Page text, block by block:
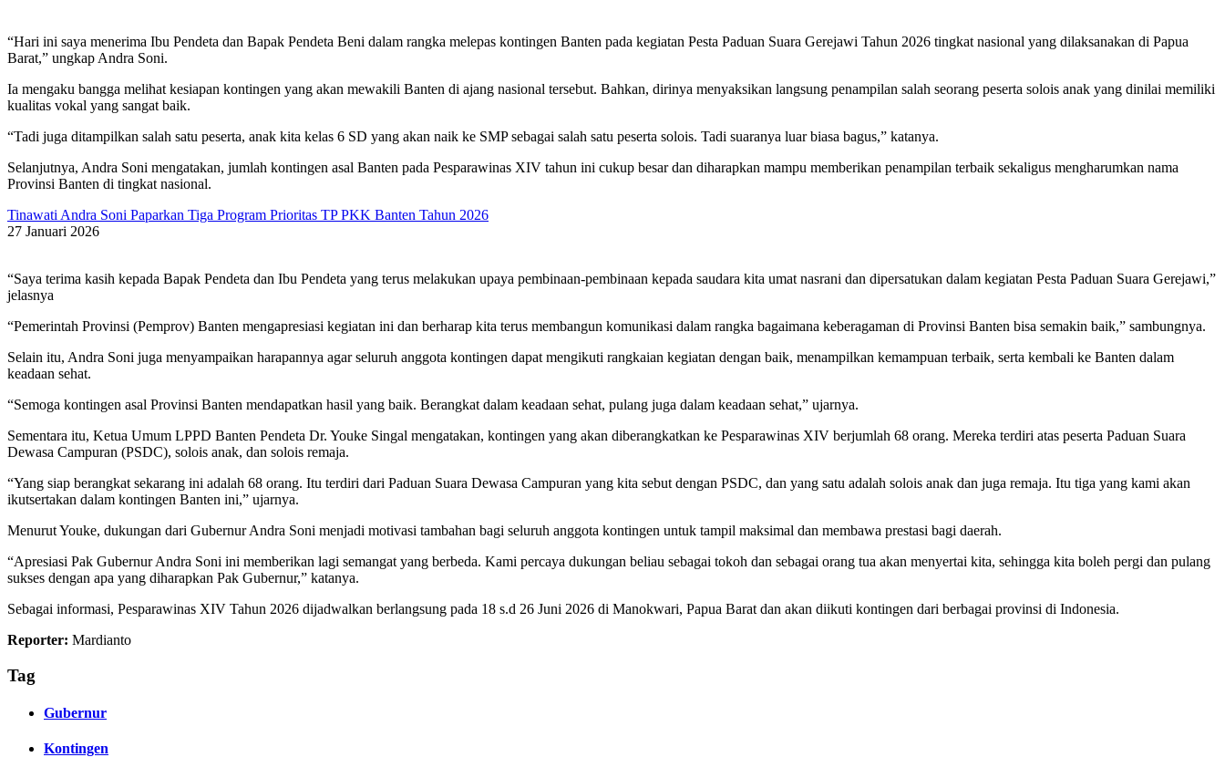
“Hari ini saya menerima Ibu Pendeta dan Bapak Pendeta Beni dalam rangka melepas kontingen Banten pada kegiatan Pesta Paduan Suara Gerejawi Tahun 2026 tingkat nasional yang dilaksanakan di Papua
Barat,” ungkap Andra Soni.
Ia mengaku bangga melihat kesiapan kontingen yang akan mewakili Banten di ajang nasional tersebut. Bahkan, dirinya menyaksikan langsung penampilan salah seorang peserta solois anak yang dinilai memiliki
kualitas vokal yang sangat baik.
“Tadi juga ditampilkan salah satu peserta, anak kita kelas 6 SD yang akan naik ke SMP sebagai salah satu peserta solois. Tadi suaranya luar biasa bagus,” katanya.
Selanjutnya, Andra Soni mengatakan, jumlah kontingen asal Banten pada Pesparawinas XIV tahun ini cukup besar dan diharapkan mampu memberikan penampilan terbaik sekaligus mengharumkan nama
Provinsi Banten di tingkat nasional.
Tinawati Andra Soni Paparkan Tiga Program Prioritas TP PKK Banten Tahun 2026
27 Januari 2026
“Saya terima kasih kepada Bapak Pendeta dan Ibu Pendeta yang terus melakukan upaya pembinaan-pembinaan kepada saudara kita umat nasrani dan dipersatukan dalam kegiatan Pesta Paduan Suara Gerejawi,”
jelasnya
“Pemerintah Provinsi (Pemprov) Banten mengapresiasi kegiatan ini dan berharap kita terus membangun komunikasi dalam rangka bagaimana keberagaman di Provinsi Banten bisa semakin baik,” sambungnya.
Selain itu, Andra Soni juga menyampaikan harapannya agar seluruh anggota kontingen dapat mengikuti rangkaian kegiatan dengan baik, menampilkan kemampuan terbaik, serta kembali ke Banten dalam
keadaan sehat.
“Semoga kontingen asal Provinsi Banten mendapatkan hasil yang baik. Berangkat dalam keadaan sehat, pulang juga dalam keadaan sehat,” ujarnya.
Sementara itu, Ketua Umum LPPD Banten Pendeta Dr. Youke Singal mengatakan, kontingen yang akan diberangkatkan ke Pesparawinas XIV berjumlah 68 orang. Mereka terdiri atas peserta Paduan Suara
Dewasa Campuran (PSDC), solois anak, dan solois remaja.
“Yang siap berangkat sekarang ini adalah 68 orang. Itu terdiri dari Paduan Suara Dewasa Campuran yang kita sebut dengan PSDC, dan yang satu adalah solois anak dan juga remaja. Itu tiga yang kami akan
ikutsertakan dalam kontingen Banten ini,” ujarnya.
Menurut Youke, dukungan dari Gubernur Andra Soni menjadi motivasi tambahan bagi seluruh anggota kontingen untuk tampil maksimal dan membawa prestasi bagi daerah.
“Apresiasi Pak Gubernur Andra Soni ini memberikan lagi semangat yang berbeda. Kami percaya dukungan beliau sebagai tokoh dan sebagai orang tua akan menyertai kita, sehingga kita boleh pergi dan pulang
sukses dengan apa yang diharapkan Pak Gubernur,” katanya.
Sebagai informasi, Pesparawinas XIV Tahun 2026 dijadwalkan berlangsung pada 18 s.d 26 Juni 2026 di Manokwari, Papua Barat dan akan diikuti kontingen dari berbagai provinsi di Indonesia.
Reporter: Mardianto
Tag
Gubernur
Kontingen